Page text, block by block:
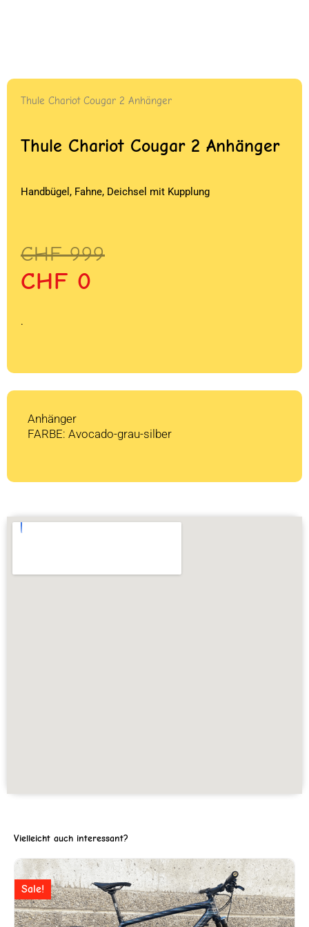
Thule Chariot Cougar 2 Anhänger
Thule Chariot Cougar 2 Anhänger
Handbügel, Fahne, Deichsel mit Kupplung
CHF999
Ursprünglicher
Preis
war:
CHF 999
CHF 0
Aktueller
Preis
ist:
CHF 0.
.
Anhänger
FARBE: Avocado-grau-silber
Vielleicht auch interessant?
Sale!
Ursprünglicher
Preis
Preis